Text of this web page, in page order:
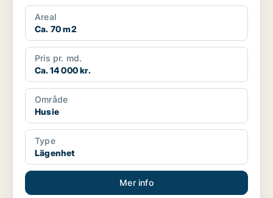
Areal
Ca. 70 m2
Pris pr. md.
Ca. 14 000 kr.
Område
Husie
Type
Lägenhet
Mer info